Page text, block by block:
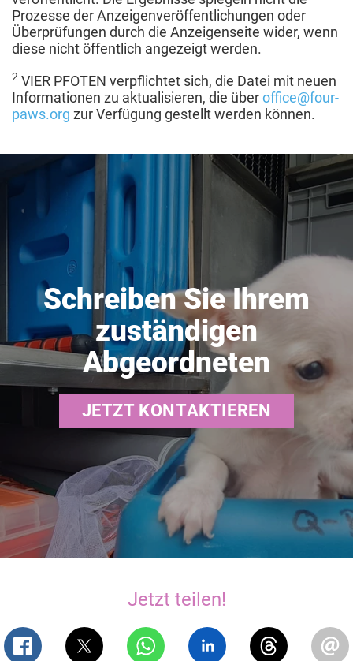
Prozesse der Anzeigenveröffentlichungen oder
Überprüfungen durch die Anzeigenseite wider, wenn
diese nicht öffentlich angezeigt werden.
2 VIER PFOTEN verpflichtet sich, die Datei mit neuen
Informationen zu aktualisieren, die überoffice@four-
paws.org zur Verfügung gestellt werden können.
Schreiben Sie Ihrem
zuständigen
Abgeordneten
JETZT KONTAKTIEREN
Jetzt teilen!